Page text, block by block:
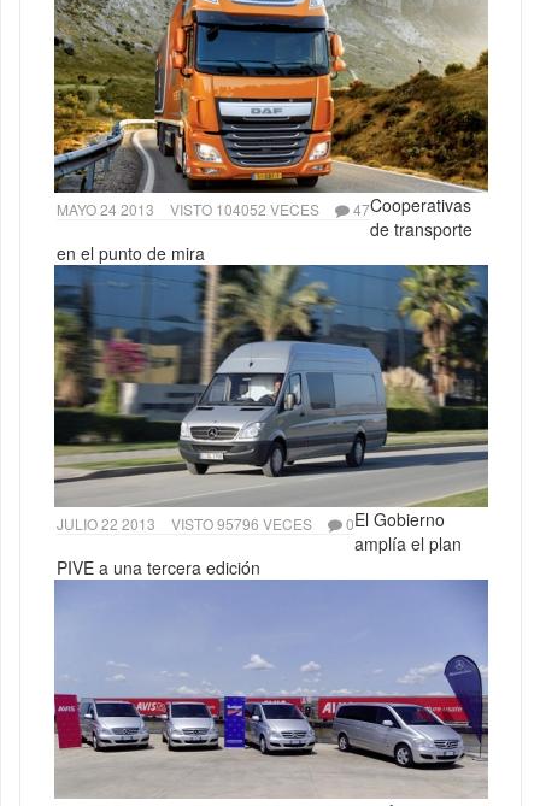
MAYO 24 2013 VISTO 104052 VECES 47Cooperativas
de transporte
en el punto de mira
JULIO 22 2013 VISTO 95796 VECES 0El Gobierno
amplía el plan
PIVE a una tercera edición